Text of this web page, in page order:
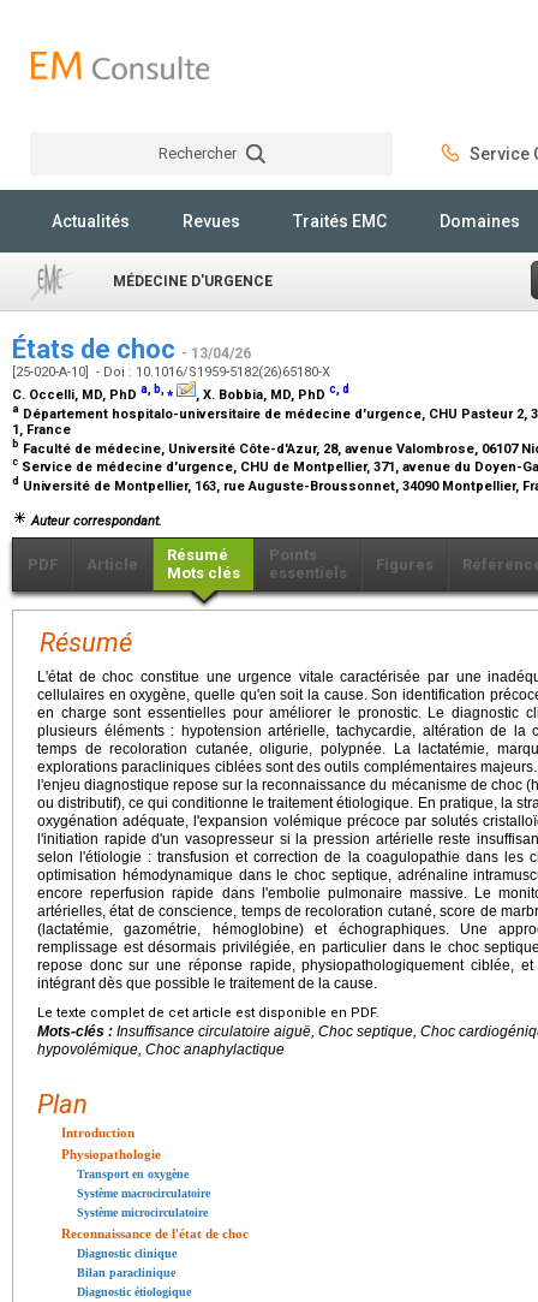
Rechercher Service
Actualités Revues Traités EMC Domaines
MÉDECINE D'URGENCE
États de choc - 13/04/26
[25-020-A-10] - Doi : 10.1016/S1959-5182(26)65180-X
C. Occelli, MD, PhD a, b,⁎ , X. Bobbia, MD, PhD c,d
a Département hospitalo-universitaire de médecine d'urgence, CHU Pasteur 2,
1, France
b Faculté de médecine, Université Côte-d'Azur, 28, avenue Valombrose, 06107
c Service de médecine d'urgence, CHU de Montpellier, 371, avenue du Doyen-
d Université de Montpellier, 163, rue Auguste-Broussonnet, 34090 Montpellier,
Auteur correspondant.
PDF Article
Résumé
Mots clés
Points
essentiels
Figures
Résumé
L'état de choc constitue une urgence vitale caractérisée par une
cellulaires en oxygène, quelle qu'en soit la cause. Son identification
en charge sont essentielles pour améliorer le pronostic. Le diagnostic
plusieurs éléments : hypotension artérielle, tachycardie, altération de la
temps de recoloration cutanée, oligurie, polypnée. La lactatémie,
explorations paracliniques ciblées sont des outils complémentaires
l'enjeu diagnostique repose sur la reconnaissance du mécanisme de choc
ou distributif), ce qui conditionne le traitement étiologique. En pratique, la
oxygénation adéquate, l'expansion volémique précoce par solutés
l'initiation rapide d'un vasopresseur si la pression artérielle reste
selon l'étiologie : transfusion et correction de la coagulopathie dans les
optimisation hémodynamique dans le choc septique, adrénaline
encore reperfusion rapide dans l'embolie pulmonaire massive. Le
artérielles, état de conscience, temps de recoloration cutané, score de
(lactatémie, gazométrie, hémoglobine) et échographiques. Une
remplissage est désormais privilégiée, en particulier dans le choc
repose donc sur une réponse rapide, physiopathologiquement ciblée,
intégrant dès que possible le traitement de la cause.
Le texte complet de cet article est disponible en PDF.
Mots-clés : Insuffisance circulatoire aiguë, Choc septique, Choc
hypovolémique, Choc anaphylactique
Plan
Introduction
Physiopathologie
Transport en oxygène
Système macrocirculatoire
Système microcirculatoire
Reconnaissance de l'état de choc
Diagnostic clinique
Bilan paraclinique
Diagnostic étiologique